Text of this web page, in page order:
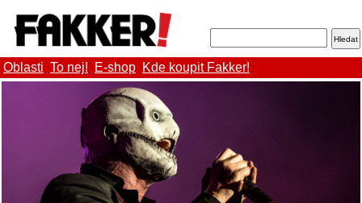
Oblasti To nej! E-shop Kde koupit Fakker!